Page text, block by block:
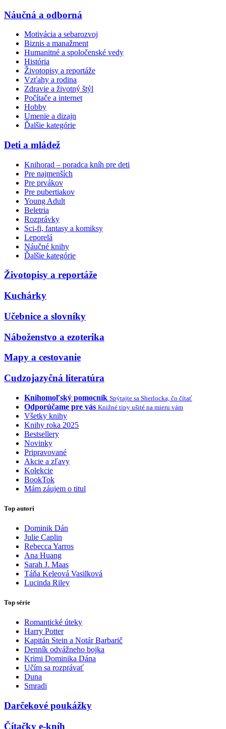
Náučná a odborná
Motivácia a sebarozvoj
Biznis a manažment
Humanitné a spoločenské vedy
História
Životopisy a reportáže
Vzťahy a rodina
Zdravie a životný štýl
Počítače a internet
Hobby
Umenie a dizajn
Ďalšie kategórie
Deti a mládež
Knihorad – poradca kníh pre deti
Pre najmenších
Pre prvákov
Pre pubertiakov
Young Adult
Beletria
Rozprávky
Sci-fi, fantasy a komiksy
Leporelá
Náučné knihy
Ďalšie kategórie
Životopisy a reportáže
Kuchárky
Učebnice a slovníky
Náboženstvo a ezoterika
Mapy a cestovanie
Cudzojazyčná literatúra
Knihomoľský pomocník Spýtajte sa Sherlocka, čo čítať
Odporúčame pre vás Knižné tipy ušité na mieru vám
Všetky knihy
Knihy roka 2025
Bestsellery
Novinky
Pripravované
Akcie a zľavy
Kolekcie
BookTok
Mám záujem o titul
Top autori
Dominik Dán
Julie Caplin
Rebecca Yarros
Ana Huang
Sarah J. Maas
Táňa Keleová Vasilková
Lucinda Riley
Top série
Romantické úteky
Harry Potter
Kapitán Stein a Notár Barbarič
Denník odvážneho bojka
Krimi Dominika Dána
Učím sa rozprávať
Duna
Smradi
Darčekové poukážky
Čítačky e-kníh